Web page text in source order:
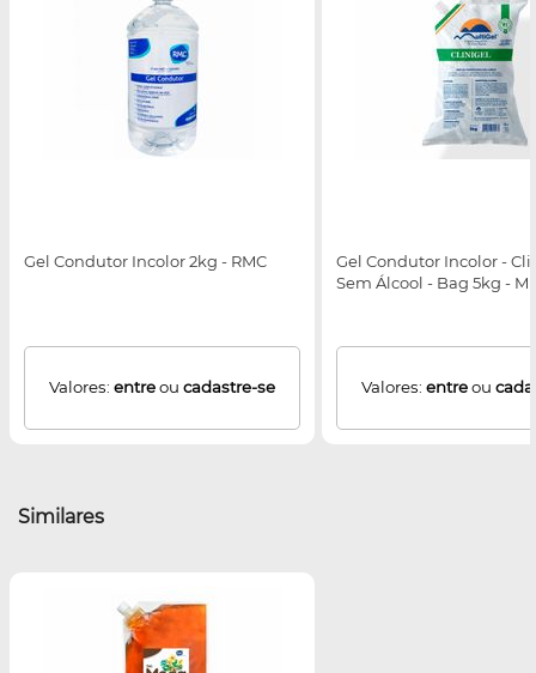
Gel Condutor Incolor 2kg - RMC
Valores: entreou cadastre-se
Gel Condutor Incolor -
Sem Álcool - Bag 5kg -
Valores: entreou
Similares